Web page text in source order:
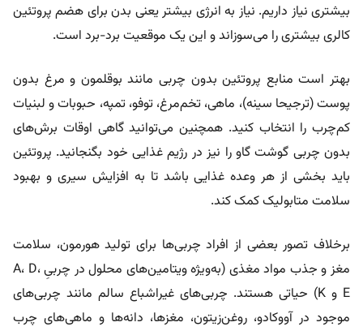
بیشتری نیاز داریم. نیاز به انرژی بیشتر یعنی بدن برای هضم پروتئین
کالری بیشتری را می‌سوزاند و این یک موقعیت برد-برد است.
بهتر است منابع پروتئین بدون چربی مانند بوقلمون و مرغ بدون
پوست (ترجیحا سینه)، ماهی، تخم‌مرغ، توفو، تمپه، حبوبات و لبنیات
کم‌چرب را انتخاب کنید. همچنین می‌توانید گاهی اوقات برش‌های
بدون چربی گوشت گاو را نیز در رژیم غذایی خود بگنجانید. پروتئین
باید بخشی از هر وعده غذایی باشد تا به افزایش سیری و بهبود
سلامت متابولیک کمک کند.
برخلاف تصور بعضی از افراد چربی‌ها برای تولید هورمون، سلامت
مغز و جذب مواد مغذی (به‌ویژه ویتامین‌های محلول در چربیِ A، D،
E و K) حیاتی هستند. چربی‌های غیراشباع سالم مانند چربی‌های
موجود در آووکادو، روغن‌زیتون، مغزها، دانه‌ها و ماهی‌های چرب